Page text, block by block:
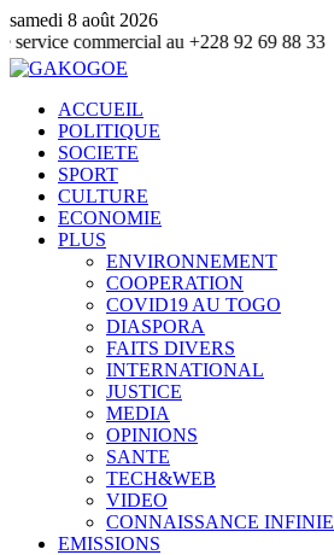
samedi 8 août 2026
au +228 92 69 88 33
ACCUEIL
POLITIQUE
SOCIETE
SPORT
CULTURE
ECONOMIE
PLUS
ENVIRONNEMENT
COOPERATION
COVID19 AU TOGO
DIASPORA
FAITS DIVERS
INTERNATIONAL
JUSTICE
MEDIA
OPINIONS
SANTE
TECH&WEB
VIDEO
CONNAISSANCE INFINIE
EMISSIONS